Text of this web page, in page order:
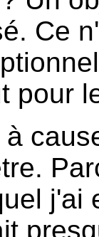
Ce
pour
à
j'ai